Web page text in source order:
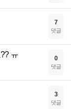
7
댓글
ㅠ 0
댓글
3
댓글